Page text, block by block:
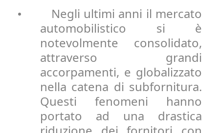
•
Negli ultimi anni il mercato
automobilistico si è
notevolmente consolidato,
attraverso grandi
accorpamenti, e globalizzato
nella catena di subfornitura.
Questi fenomeni hanno
portato ad una drastica